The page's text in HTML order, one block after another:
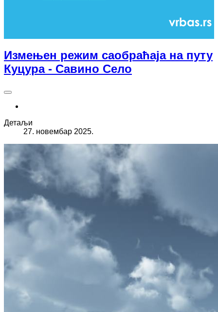
Измењен режим саобраћаја на путу
Куцура - Савино Село
Детаљи
27. новембар 2025.